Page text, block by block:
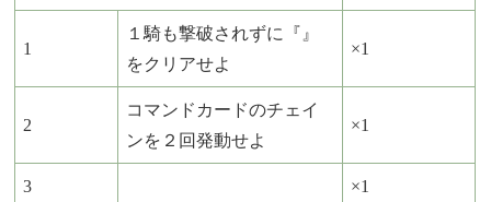
1
１騎も撃破されずに『』
をクリアせよ
×1
2
コマンドカードのチェイ
ンを２回発動せよ
×1
3 ×1